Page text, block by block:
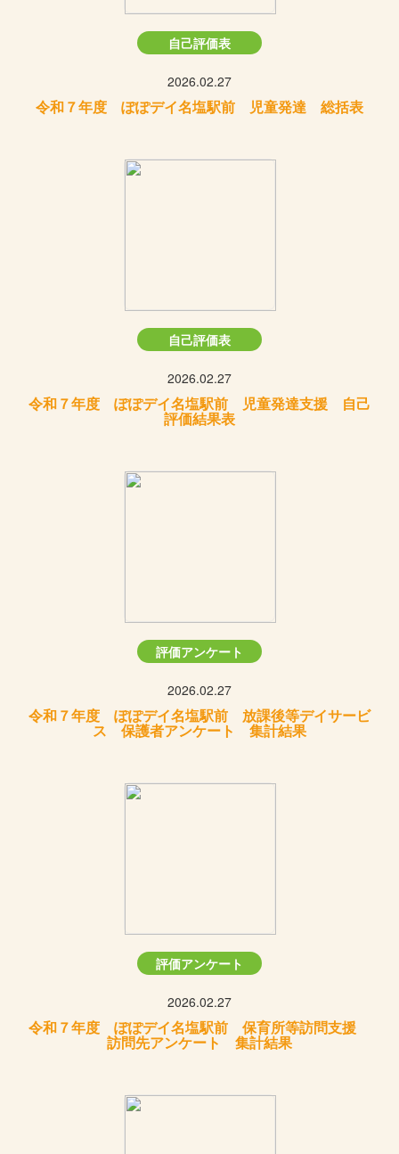
自己評価表
2026.02.27
令和７年度 ぽぽデイ名塩駅前 児童発達 総括表
自己評価表
2026.02.27
令和７年度 ぽぽデイ名塩駅前 児童発達支援 自己
評価結果表
評価アンケート
2026.02.27
令和７年度 ぽぽデイ名塩駅前 放課後等デイサービ
ス 保護者アンケート 集計結果
評価アンケート
2026.02.27
令和７年度 ぽぽデイ名塩駅前 保育所等訪問支援
訪問先アンケート 集計結果